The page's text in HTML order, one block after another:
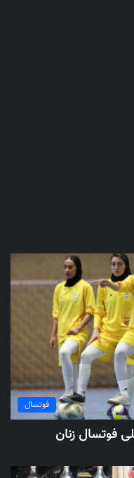
فوتسال
فوتسال زنان